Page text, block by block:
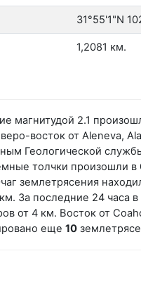
31°55'1"N
1,2081 км.
магнитудой 2.1
восток от Aleneva,
Геологической
толчки произошли в
землетрясения
За последние 24 часа в
от 4 км. Восток от
еще 10